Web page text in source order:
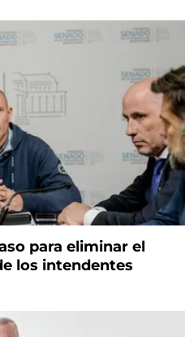
para eliminar el
los intendentes